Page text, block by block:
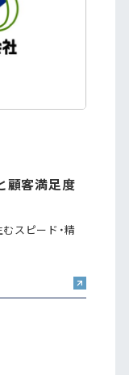
顧客満足度
スピード・精